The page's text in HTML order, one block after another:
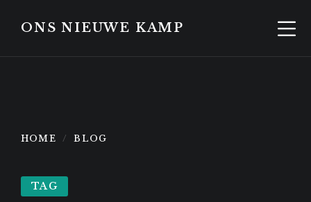
content
footerONS NIEUWE KAMP
HOME BLOG
TAG